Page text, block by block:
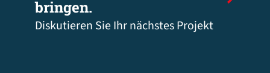
bringen.
Diskutieren Sie Ihr nächstes Projekt